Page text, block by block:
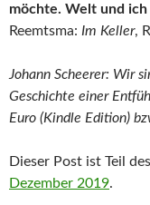
möchte. Welt und ich
Reemtsma: Im Keller,
Johann Scheerer: Wir
Geschichte einer
Euro (Kindle Edition)
Dieser Post ist Teil des
Dezember 2019.